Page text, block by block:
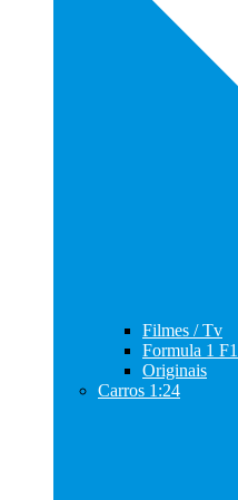
Filmes / Tv
Formula 1 F1
Originais
Carros 1:24